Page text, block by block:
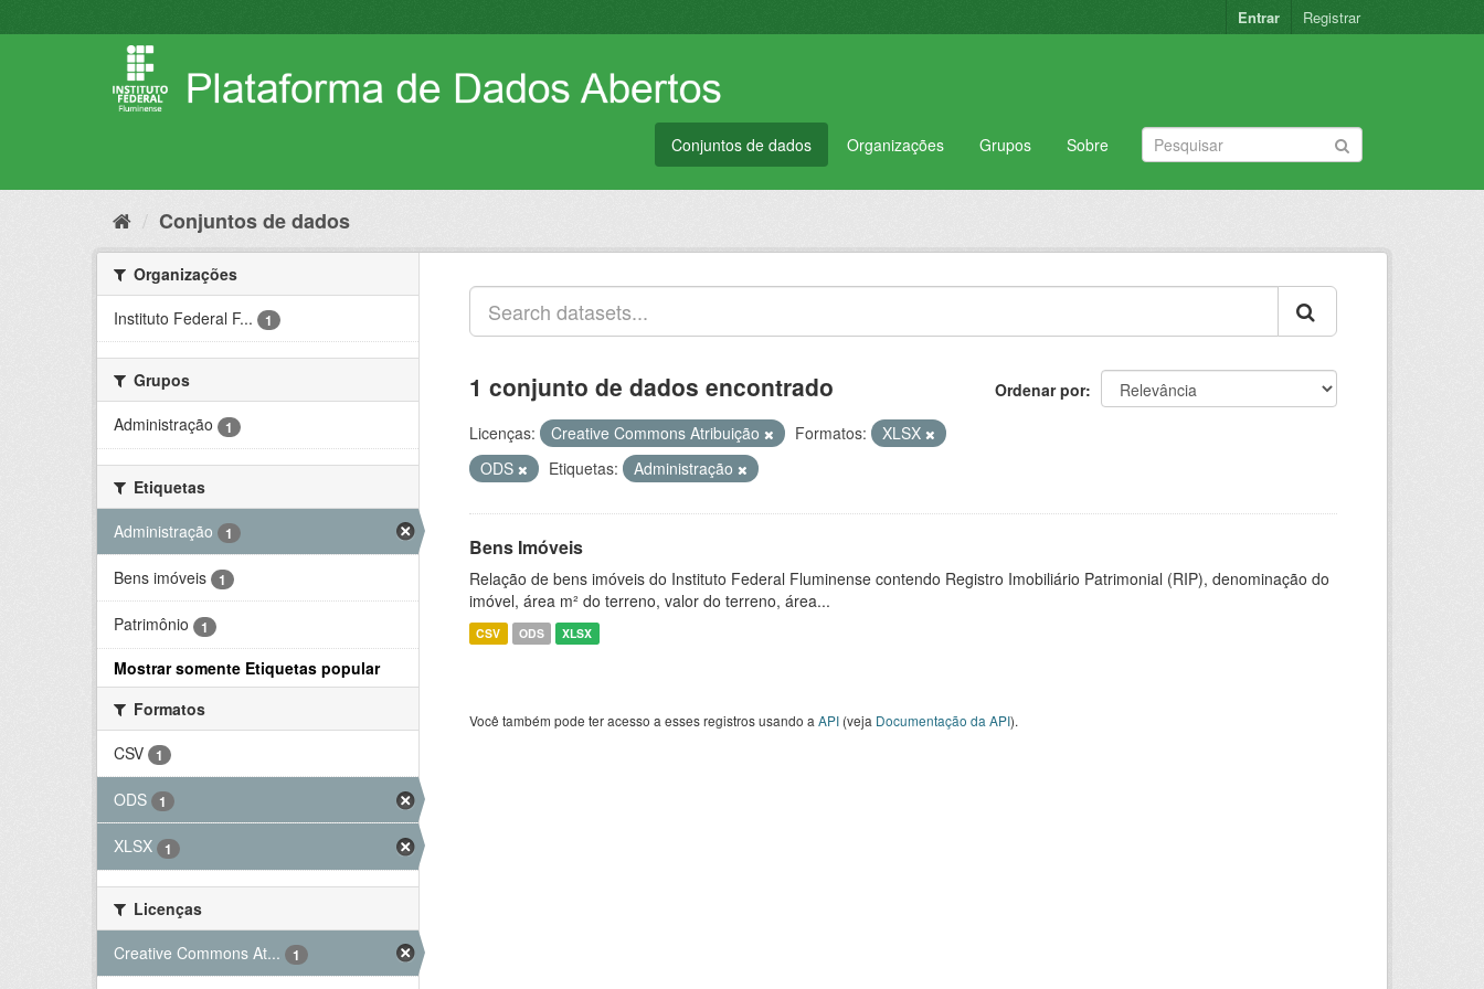
para
Entrar Registrar
Conjuntos de dados Organizações Grupos Sobre
Conjuntos de dados
Organizações
Instituto Federal F...
1
Grupos
Administração
1
Etiquetas
Administração
1
Bens imóveis 1
Patrimônio 1
Mostrar somente Etiquetas popular
Formatos
CSV
1
ODS 1
XLSX 1
Licenças
Creative Commons At...
1
Ordenar por
1 conjunto de dados encontrado
Licenças: Creative Commons Atribuição Formatos:
XLSX
ODS
Etiquetas: Administração
Bens Imóveis
Relação de bens imóveis do Instituto Federal Fluminense contendo Registro Imobiliário Patrimonial (RIP), denominação do
imóvel, área m² do terreno, valor do terreno, área...
CSV ODS XLSX
Você também pode ter acesso a esses registros usando a API (veja Documentação da API).